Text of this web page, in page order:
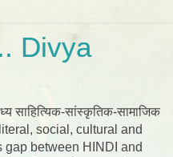
Divya
साहित्यिक-सांस्कृतिक-सामाजिक
social, cultural and
between HINDI and